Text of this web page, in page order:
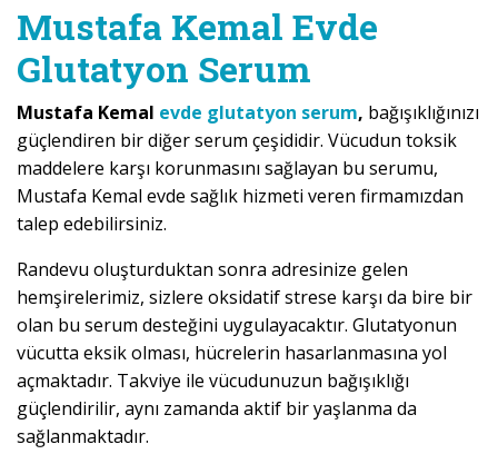
Mustafa Kemal Evde
Glutatyon Serum
Mustafa Kemal evde glutatyon serum, bağışıklığınızı
güçlendiren bir diğer serum çeşididir. Vücudun toksik
maddelere karşı korunmasını sağlayan bu serumu,
Mustafa Kemal evde sağlık hizmeti veren firmamızdan
talep edebilirsiniz.
Randevu oluşturduktan sonra adresinize gelen
hemşirelerimiz, sizlere oksidatif strese karşı da bire bir
olan bu serum desteğini uygulayacaktır. Glutatyonun
vücutta eksik olması, hücrelerin hasarlanmasına yol
açmaktadır. Takviye ile vücudunuzun bağışıklığı
güçlendirilir, aynı zamanda aktif bir yaşlanma da
sağlanmaktadır.